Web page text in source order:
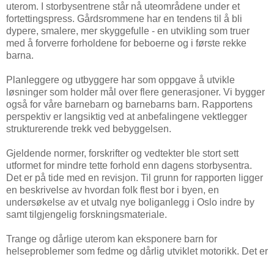
uterom. I storbysentrene står nå uteområdene under et
fortettingspress. Gårdsrommene har en tendens til å bli
dypere, smalere, mer skyggefulle - en utvikling som truer
med å forverre forholdene for beboerne og i første rekke
barna.
Planleggere og utbyggere har som oppgave å utvikle
løsninger som holder mål over flere generasjoner. Vi bygger
også for våre barnebarn og barnebarns barn. Rapportens
perspektiv er langsiktig ved at anbefalingene vektlegger
strukturerende trekk ved bebyggelsen.
Gjeldende normer, forskrifter og vedtekter ble stort sett
utformet for mindre tette forhold enn dagens storbysentra.
Det er på tide med en revisjon. Til grunn for rapporten ligger
en beskrivelse av hvordan folk flest bor i byen, en
undersøkelse av et utvalg nye boliganlegg i Oslo indre by
samt tilgjengelig forskningsmateriale.
Trange og dårlige uterom kan eksponere barn for
helseproblemer som fedme og dårlig utviklet motorikk. Det er